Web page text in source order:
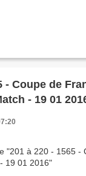
- Coupe de
- 19 01